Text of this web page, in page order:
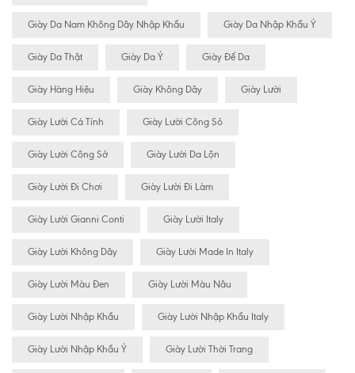
Giày Da Nam Không Dây Nhập Khẩu Giày Da Nhập Khẩu Ý
Giày Da Thật Giày Da Ý Giày Đế Da
Giày Hàng Hiệu Giày Không Dây Giày Lười
Giày Lười Cá Tính Giày Lười Công Sỏ
Giày Lười Công Sở Giày Lười Da Lộn
Giày Lười Đi Chơi Giày Lười Đi Làm
Giày Lười Gianni Conti Giày Lười Italy
Giày Lười Không Dây Giày Lười Made In Italy
Giày Lười Màu Đen Giày Lười Màu Nâu
Giày Lười Nhập Khẩu Giày Lười Nhập Khẩu Italy
Giày Lười Nhập Khẩu Ý Giày Lười Thời Trang